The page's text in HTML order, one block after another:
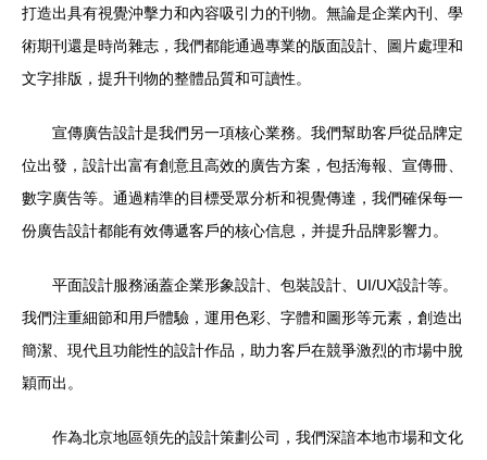
打造出具有視覺沖擊力和內容吸引力的刊物。無論是企業內刊、學
術期刊還是時尚雜志，我們都能通過專業的版面設計、圖片處理和
文字排版，提升刊物的整體品質和可讀性。
宣傳廣告設計是我們另一項核心業務。我們幫助客戶從品牌定
位出發，設計出富有創意且高效的廣告方案，包括海報、宣傳冊、
數字廣告等。通過精準的目標受眾分析和視覺傳達，我們確保每一
份廣告設計都能有效傳遞客戶的核心信息，并提升品牌影響力。
平面設計服務涵蓋企業形象設計、包裝設計、UI/UX設計等。
我們注重細節和用戶體驗，運用色彩、字體和圖形等元素，創造出
簡潔、現代且功能性的設計作品，助力客戶在競爭激烈的市場中脫
穎而出。
作為北京地區領先的設計策劃公司，我們深諳本地市場和文化